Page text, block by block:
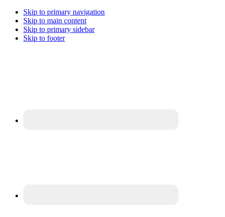
Skip to primary navigation
Skip to main content
Skip to primary sidebar
Skip to footer